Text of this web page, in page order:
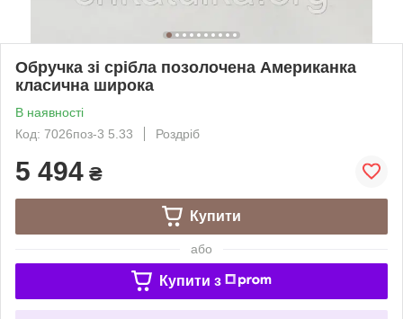
Обручка зі срібла позолочена Американка
класична широка
В наявності
Код: 7026поз-3 5.33
Роздріб
5 494 ₴
Купити
або
Купити з